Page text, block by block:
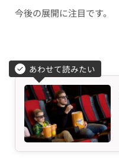
今後の展開に注目です。
あわせて読みたい